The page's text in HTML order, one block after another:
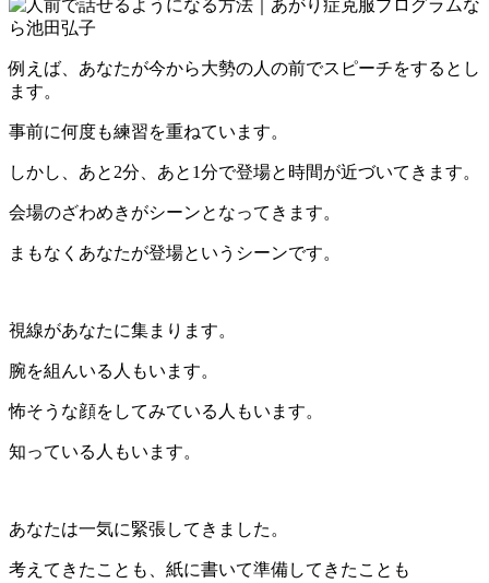
例えば、あなたが今から大勢の人の前でスピーチをするとし
ます。
事前に何度も練習を重ねています。
しかし、あと2分、あと1分で登場と時間が近づいてきます。
会場のざわめきがシーンとなってきます。
まもなくあなたが登場というシーンです。
視線があなたに集まります。
腕を組んいる人もいます。
怖そうな顔をしてみている人もいます。
知っている人もいます。
あなたは一気に緊張してきました。
考えてきたことも、紙に書いて準備してきたことも